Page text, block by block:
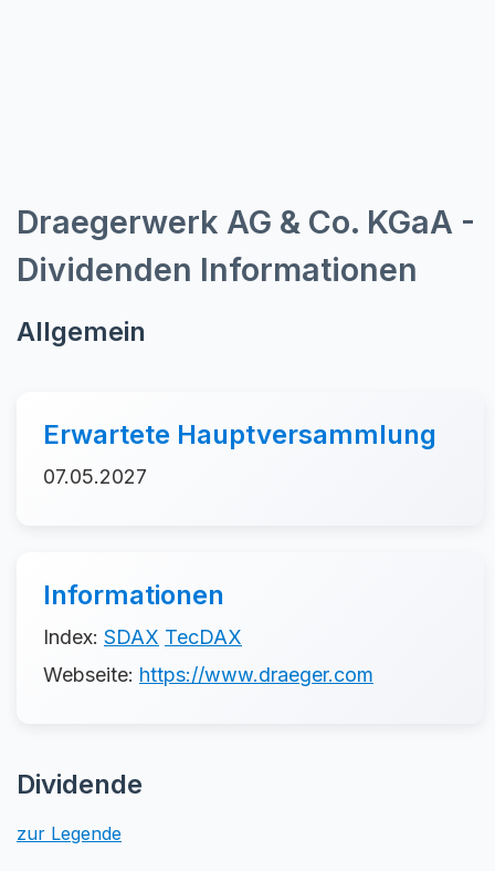
Draegerwerk AG & Co. KGaA -
Dividenden Informationen
Allgemein
Erwartete Hauptversammlung
07.05.2027
Informationen
Index: SDAX TecDAX
Webseite: https://www.draeger.com
Dividende
zur Legende